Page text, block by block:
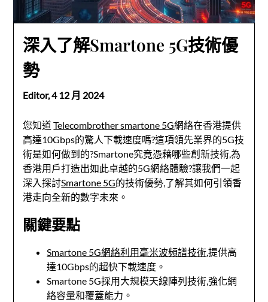
深入了解Smartone 5G技術優
勢
Editor,4 12 月 2024
您知道Telecombrother smartone 5G網絡在香港提供
高達10Gbps的驚人下載速度嗎?這項領先業界的5G技
術是如何做到的?Smartone究竟憑藉哪些創新技術,為
香港用戶打造出如此卓越的5G網絡體驗?讓我們一起
深入探討Smartone 5G的技術優勢,了解其如何引領香
港走向全新的數字未來。
關鍵要點
Smartone 5G網絡利用毫米波頻譜技術,提供高
達10Gbps的超快下載速度。
Smartone 5G採用大規模天線陣列技術,強化網
絡容量和覆蓋能力。